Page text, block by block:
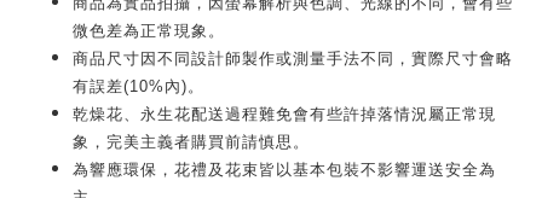
微色差為正常現象。
商品尺寸因不同設計師製作或測量手法不同，實際尺寸會略
有誤差(10%內)。
乾燥花、永生花配送過程難免會有些許掉落情況屬正常現
象，完美主義者購買前請慎思。
為響應環保，花禮及花束皆以基本包裝不影響運送安全為